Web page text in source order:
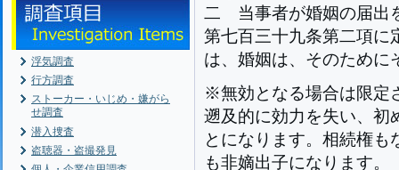
浮気調査
行方調査
ストーカー・いじめ・嫌がら
せ調査
潜入捜査
盗聴器・盗撮発見
二 当事者が婚姻の届出
第七百三十九条第二項に
は、婚姻は、そのために
※無効となる場合は限定
遡及的に効力を失い、初
とになります。相続権
も非嫡出子になります。